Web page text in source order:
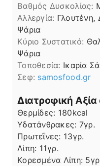
Βαθμός Δυσκολίας:
Αλλεργία: Γλουτένη,
Ψάρια
Kύριο Συστατικό:
Ψάρια
Τοποθεσία: Ικαρία
Σεφ: samosfood.gr
Διατροφική
Θερμίδες: 180kcal
Υδατάνθρακες: 7γρ.
Πρωτεΐνες: 13γρ.
Λίπη
Λίπη: 11γρ.
Κορεσμένα Λίπη: 5